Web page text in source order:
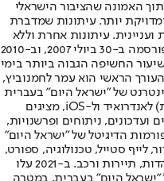
האמונה שהציבור הישראלי
יותר. עיתונות שמדברת
ועניינית. עיתונות אחרת וללא
תשלום. המהדורה המודפסת הראשונה פורסמה ב-30 ביולי 2007, וב-2010
החשיפה הגבוה ביותר בימי
הראשי הוא עמר לחמנוביץ,
של "ישראל היום" בעברית
ובאנגלית, כמו כן היישומונים (אפליקציות) לאנדרואיד ול-iOS, מציגים
ועדכונים, ניתוחים ופרשנויות,
הדיגיטל של "ישראל היום"
לייף סטייל, טכנולוגיה, ספורט,
כלכלה וצרכנות, בריאות, חיילים, אוכל, יהדות, תיירות ורכב. ב-2021 עלו